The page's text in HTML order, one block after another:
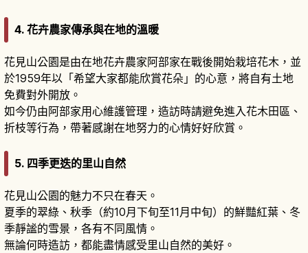
4. 花卉農家傳承與在地的溫暖
花見山公園是由在地花卉農家阿部家在戰後開始栽培花木，並
於1959年以「希望大家都能欣賞花朵」的心意，將自有土地
免費對外開放。
如今仍由阿部家用心維護管理，造訪時請避免進入花木田區、
折枝等行為，帶著感謝在地努力的心情好好欣賞。
5. 四季更迭的里山自然
花見山公園的魅力不只在春天。
夏季的翠綠、秋季（約10月下旬至11月中旬）的鮮豔紅葉、冬
季靜謐的雪景，各有不同風情。
無論何時造訪，都能盡情感受里山自然的美好。